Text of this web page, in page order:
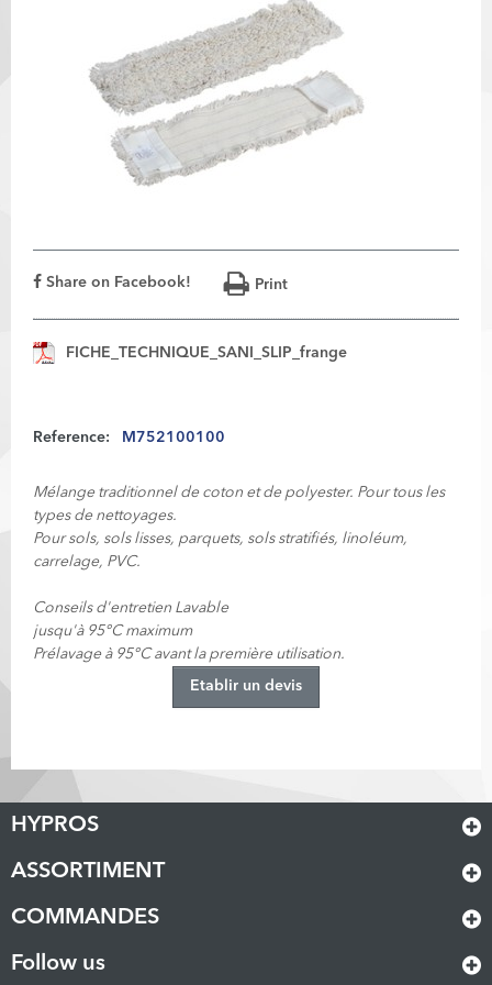
Share on Facebook! Print
FICHE_TECHNIQUE_SANI_SLIP_frange
Reference: M752100100
Mélange traditionnel de coton et de polyester. Pour tous les
types de nettoyages.
Pour sols, sols lisses, parquets, sols stratifiés, linoléum,
carrelage, PVC.
Conseils d'entretien Lavable
jusqu'à 95°C maximum
Prélavage à 95°C avant la première utilisation.
Etablir un devis
HYPROS
ASSORTIMENT
COMMANDES
Follow us